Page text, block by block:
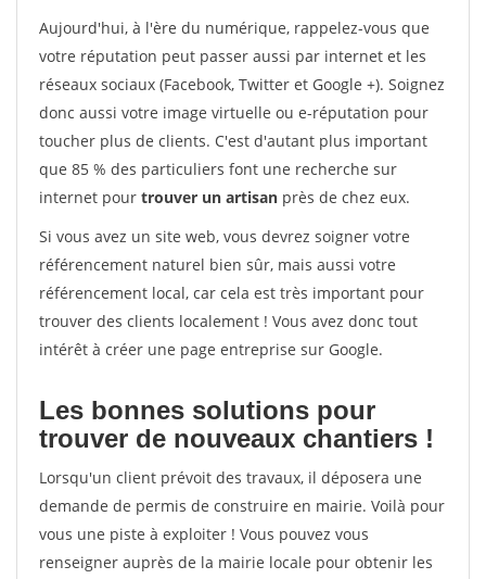
Aujourd'hui, à l'ère du numérique, rappelez-vous que
votre réputation peut passer aussi par internet et les
réseaux sociaux (Facebook, Twitter et Google +). Soignez
donc aussi votre image virtuelle ou e-réputation pour
toucher plus de clients. C'est d'autant plus important
que 85 % des particuliers font une recherche sur
internet pour trouver un artisan près de chez eux.
Si vous avez un site web, vous devrez soigner votre
référencement naturel bien sûr, mais aussi votre
référencement local, car cela est très important pour
trouver des clients localement ! Vous avez donc tout
intérêt à créer une page entreprise sur Google.
Les bonnes solutions pour
trouver de nouveaux chantiers !
Lorsqu'un client prévoit des travaux, il déposera une
demande de permis de construire en mairie. Voilà pour
vous une piste à exploiter ! Vous pouvez vous
renseigner auprès de la mairie locale pour obtenir les